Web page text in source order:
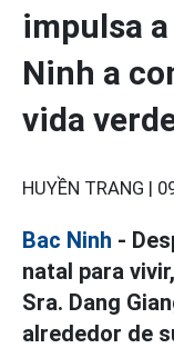
impulsa
Ninh a
vida
HUYỀN TRANG |
Bac Ninh -
natal para
Sra. Dang
alrededor de